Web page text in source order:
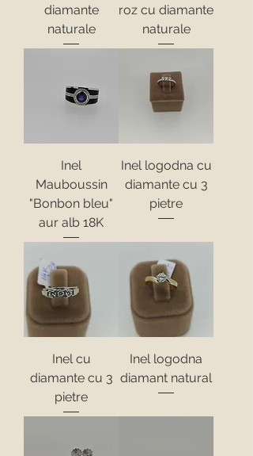
diamante
naturale
roz cu diamante
naturale
Inel
Mauboussin
"Bonbon bleu"
aur alb 18K
Inel logodna cu
diamante cu 3
pietre
Inel cu
diamante cu 3
pietre
Inel logodna
diamant natural